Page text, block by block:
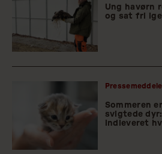
Ung havørn
og sat fri
Sommeren
svigtede
indleveret